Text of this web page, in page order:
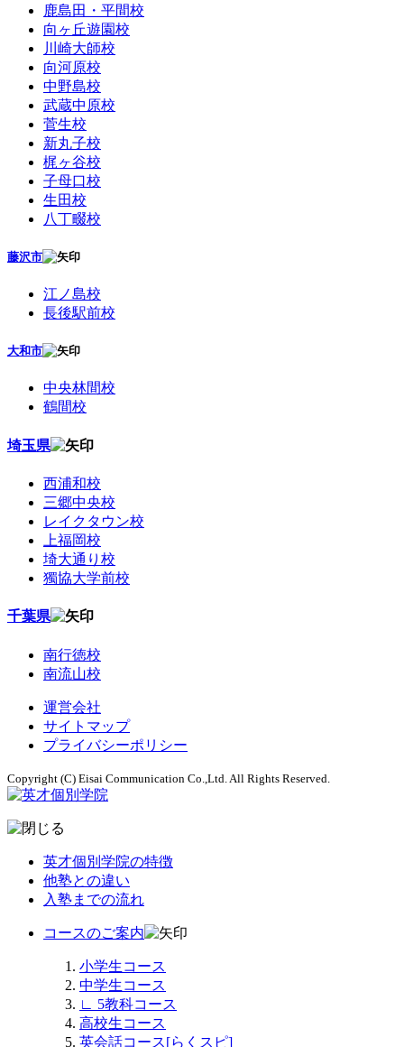
鹿島田・平間校
向ヶ丘遊園校
川崎大師校
向河原校
中野島校
武蔵中原校
菅生校
新丸子校
梶ヶ谷校
子母口校
生田校
八丁畷校
藤沢市
江ノ島校
長後駅前校
大和市
中央林間校
鶴間校
埼玉県
西浦和校
三郷中央校
レイクタウン校
上福岡校
埼大通り校
獨協大学前校
千葉県
南行徳校
南流山校
運営会社
サイトマップ
プライバシーポリシー
Copyright (C) Eisai Communication Co.,Ltd. All Rights Reserved.
英才個別学院の特徴
他塾との違い
入塾までの流れ
コースのご案内
小学生コース
中学生コース
∟ 5教科コース
高校生コース
英会話コース[らくスピ]